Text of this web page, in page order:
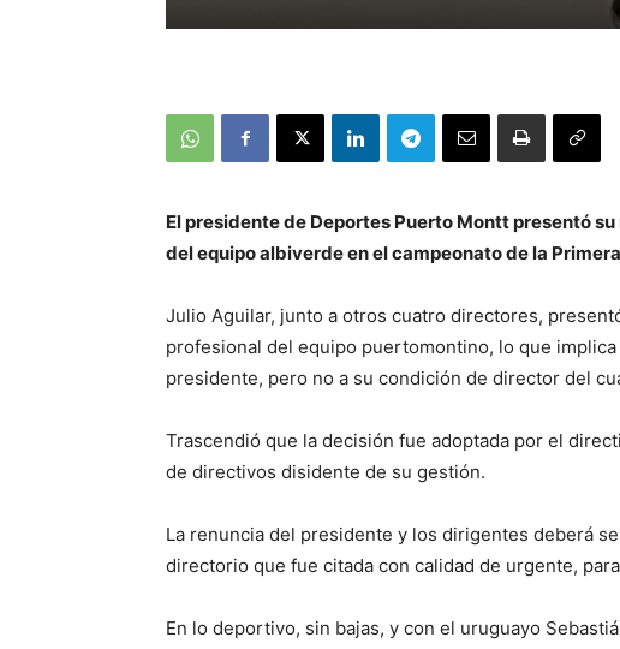
El presidente de Deportes Puerto Montt presentó
del equipo albiverde en el campeonato de la
Julio Aguilar, junto a otros cuatro directores,
profesional del equipo puertomontino, lo que
presidente, pero no a su condición de director del
Trascendió que la decisión fue adoptada por el
de directivos disidente de su gestión.
La renuncia del presidente y los dirigentes deberá
directorio que fue citada con calidad de urgente,
En lo deportivo, sin bajas, y con el uruguayo